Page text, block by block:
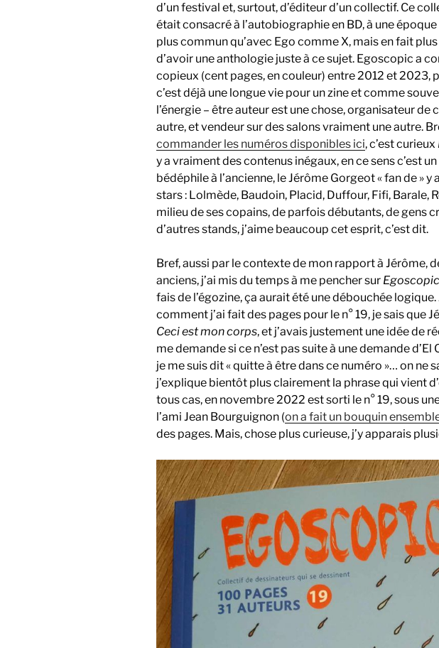
d’un festival et, surtout, d’éditeur d’un collectif. Ce
était consacré à l’autobiographie en BD, à une époque
plus commun qu’avec Ego comme X, mais en fait
d’avoir une anthologie juste à ce sujet. Egoscopic a
copieux (cent pages, en couleur) entre 2012 et 2023,
c’est déjà une longue vie pour un zine et comme
l’énergie – être auteur est une chose, organisateur de
autre, et vendeur sur des salons vraiment une autre.
commander les numéros disponibles ici, c’est curieux
y a vraiment des contenus inégaux, en ce sens c’est
bédéphile à l’ancienne, le Jérôme Gorgeot « fan de » y
stars : Lolmède, Baudoin, Placid, Duffour, Fifi, Barale,
milieu de ses copains, de parfois débutants, de gens
d’autres stands, j’aime beaucoup cet esprit, c’est dit.
Bref, aussi par le contexte de mon rapport à Jérôme,
anciens, j’ai mis du temps à me pencher sur Egoscopic
fais de l’égozine, ça aurait été une débouchée logique.
comment j’ai fait des pages pour le n° 19, je sais que
Ceci est mon corps, et j’avais justement une idée de
me demande si ce n’est pas suite à une demande d’El
je me suis dit « quitte à être dans ce numéro »… on ne
j’explique bientôt plus clairement la phrase qui vient
tous cas, en novembre 2022 est sorti le n° 19, sous
l’ami Jean Bourguignon (on a fait un bouquin
des pages. Mais, chose plus curieuse, j’y apparais